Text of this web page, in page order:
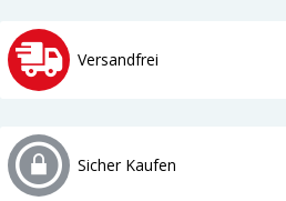
Versandfrei
Sicher Kaufen